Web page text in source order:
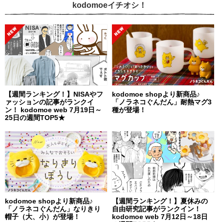
kodomoeイチオシ！
【週間ランキング！】NISAやフ
ァッションの記事がランクイ
ン！ kodomoe web 7月19日～
25日の週間TOP5★
kodomoe shopより新商品♪
「ノラネコぐんだん」耐熱マグ3
種が登場！
kodomoe shopより新商品♪
「ノラネコぐんだん」なりきり
帽子（大、小）が登場！
【週間ランキング！】夏休みの
自由研究記事がランクイン！
kodomoe web 7月12日～18日